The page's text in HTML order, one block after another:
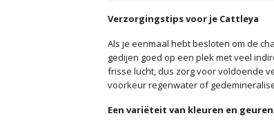
Verzorgingstips voor je Cattleya
Als je eenmaal hebt besloten om de
gedijen goed op een plek met veel
frisse lucht, dus zorg voor voldoende
voorkeur regenwater of
Een variëteit van kleuren en geuren